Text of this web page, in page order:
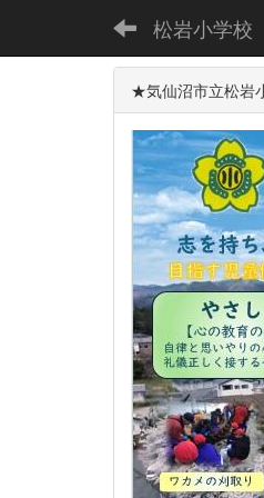
松岩小学校
★気仙沼市立松岩